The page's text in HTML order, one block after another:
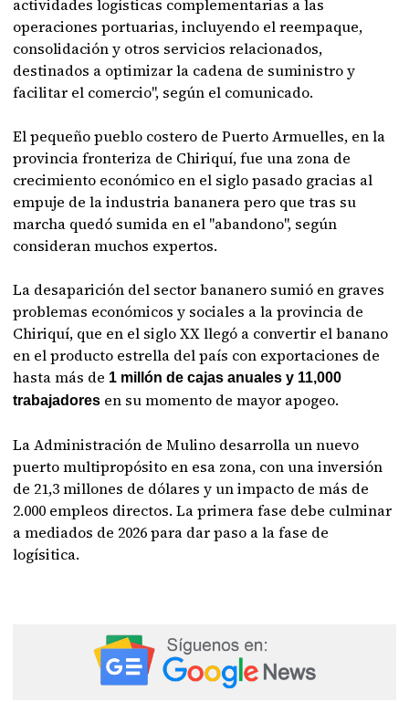
actividades logísticas complementarias a las
operaciones portuarias, incluyendo el reempaque,
consolidación y otros servicios relacionados,
destinados a optimizar la cadena de suministro y
facilitar el comercio", según el comunicado.
El pequeño pueblo costero de Puerto Armuelles, en la
provincia fronteriza de Chiriquí, fue una zona de
crecimiento económico en el siglo pasado gracias al
empuje de la industria bananera pero que tras su
marcha quedó sumida en el "abandono", según
consideran muchos expertos.
La desaparición del sector bananero sumió en graves
problemas económicos y sociales a la provincia de
Chiriquí, que en el siglo XX llegó a convertir el banano
en el producto estrella del país con exportaciones de
hasta más de 1 millón de cajas anuales y 11,000
trabajadores en su momento de mayor apogeo.
La Administración de Mulino desarrolla un nuevo
puerto multipropósito en esa zona, con una inversión
de 21,3 millones de dólares y un impacto de más de
2.000 empleos directos. La primera fase debe culminar
a mediados de 2026 para dar paso a la fase de
logísitica.